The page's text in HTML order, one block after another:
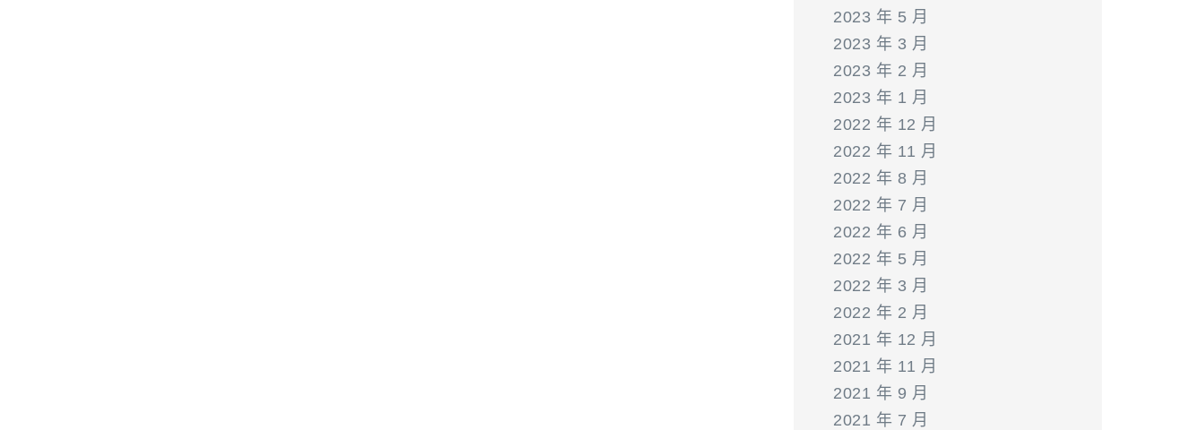
2023 年 5 月
2023 年 3 月
2023 年 2 月
2023 年 1 月
2022 年 12 月
2022 年 11 月
2022 年 8 月
2022 年 7 月
2022 年 6 月
2022 年 5 月
2022 年 3 月
2022 年 2 月
2021 年 12 月
2021 年 11 月
2021 年 9 月
2021 年 7 月